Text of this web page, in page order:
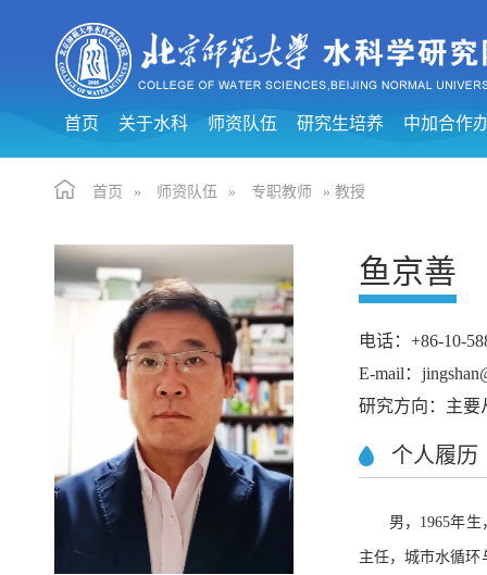
首页 关于水科 师资队伍 研究生培养 中加合作
首页 » 师资队伍 » 专职教师 » 教授
鱼京善
电话：+86-10-
E-mail：
研究方向：主要
个人履历
男，1965年
主任，城市水循